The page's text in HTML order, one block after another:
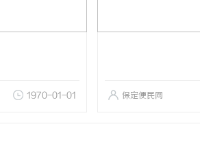
1970-01-01 保定便民网